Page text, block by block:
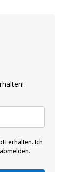
erhalten. Ich